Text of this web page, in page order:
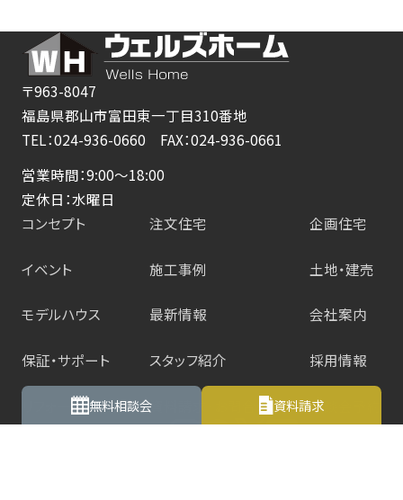
無料相談会 資料請求
の
ペー
ジ
送
〒963-8047
福島県郡山市富田東一丁目310番地
TEL：024-936-0660 FAX：024-936-0661
営業時間：9:00～18:00
定休日：水曜日
コンセプト
注文住宅 企画住宅
イベント 施工事例 土地・建売
モデルハウス 最新情報 会社案内
保証・サポート スタッフ紹介 採用情報
リフォーム 資料請求・お問合せ 相談会予約